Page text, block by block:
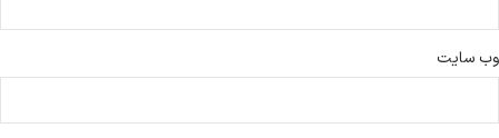
وب‌ سایت